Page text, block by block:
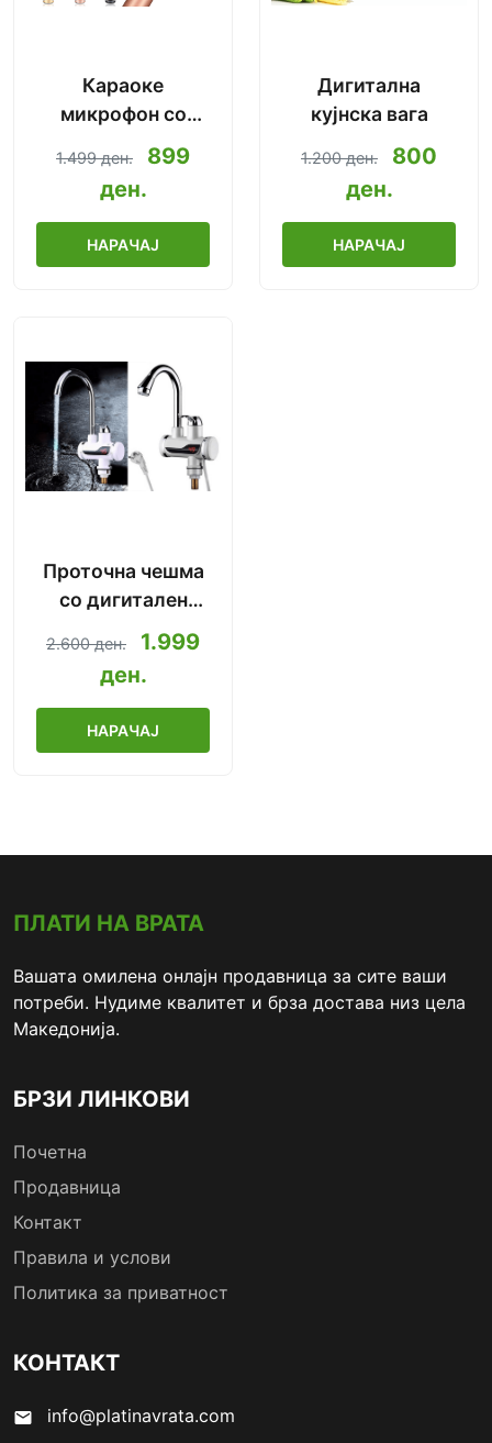
Караоке
микрофон со
Bluetooth
2019.Ново!
1.499 ден.
899
ден.
НАРАЧАЈ
Дигитална
кујнска вага
1.200 ден.
800
ден.
НАРАЧАЈ
Проточна чешма
со дигитален
дисплеј (инстант
топла вода)
2.600 ден.
1.999
ден.
НАРАЧАЈ
ПЛАТИ НА ВРАТА
Вашата омилена онлајн продавница за сите ваши
потреби. Нудиме квалитет и брза достава низ цела
Македонија.
БРЗИ ЛИНКОВИ
Почетна
Продавница
Контакт
Правила и услови
Политика за приватност
КОНТАКТ
email info@platinavrata.com